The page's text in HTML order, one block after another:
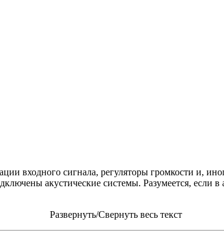
входного сигнала, регуляторы громкости и,
акустические системы. Разумеется, если
Развернуть/Свернуть весь текст